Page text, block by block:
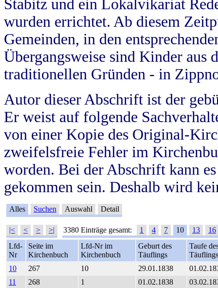
Stabitz und ein Lokalvikariat
wurden errichtet. Ab diesem
Gemeinden, in den
Übergangsweise sind Kinder aus
traditionellen Gründen - in
Autor dieser Abschrift ist der
Er weist auf folgende
von einer Kopie des Original-
zweifelsfreie Fehler im
worden. Bei der Abschrift kann
gekommen sein. Deshalb wird
Alles Suchen Auswahl Detail
|< < > >| 3380 Einträge gesamt: 1 4 7 10 13
16
Lfd-
Nr
Seite im
Kirchenbuch
Lfd-Nr im
Kirchenbuch
Geburt des
Täuflings
Taufe
Täuflings
10
267 10 29.01.1838
11
268 1 01.02.1838